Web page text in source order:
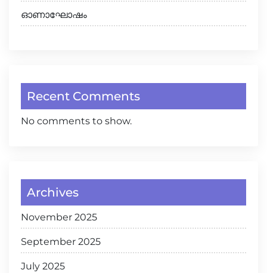
ഓണാഘോഷം
Recent Comments
No comments to show.
Archives
November 2025
September 2025
July 2025